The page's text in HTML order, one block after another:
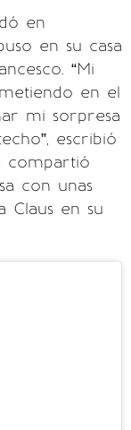
en
en su casa
“Mi
en el
mi sorpresa
escribió
compartió
con unas
Claus en su